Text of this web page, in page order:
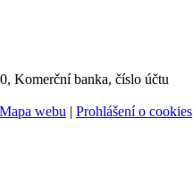
Komerční banka, číslo účtu
Mapa webu | Prohlášení o cookies